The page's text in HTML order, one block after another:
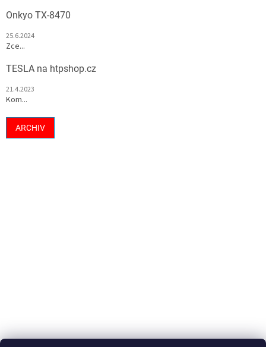
Onkyo TX-8470
25.6.2024
Zce...
TESLA na htpshop.cz
21.4.2023
Kom...
ARCHIV